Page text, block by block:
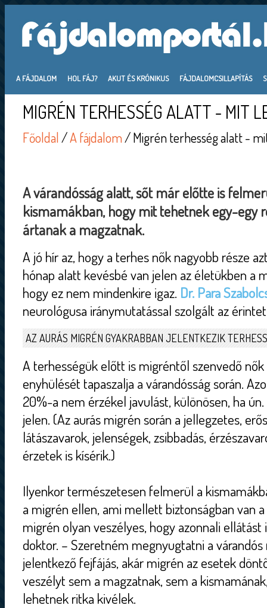
A FÁJDALOM HOL FÁJ? AKUT ÉS KRÓNIKUS FÁJDALOMCSILLAPÍTÁS
MIGRÉN TERHESSÉG ALATT - MIT
Főoldal/A fájdalom/ Migrén terhesség alatt -
A várandósság alatt, sőt már előtte is
kismamákban, hogy mit tehetnek egy-egy
ártanak a magzatnak.
A jó hír az, hogy a terhes nők nagyobb része
hónap alatt kevésbé van jelen az életükben a
hogy ez nem mindenkire igaz. Dr. Para
neurológusa iránymutatással szolgált az
AZ AURÁS MIGRÉN GYAKRABBAN JELENTKEZIK
A terhességük előtt is migréntől szenvedő
enyhülését tapaszalja a várandósság során.
20%-a nem érzékel javulást, különösen, ha
jelen. (Az aurás migrén során a jellegzetes,
látászavarok, jelenségek, zsibbadás,
érzetek is kísérik.)
Ilyenkor természetesen felmerül a
a migrén ellen, ami mellett biztonságban van
migrén olyan veszélyes, hogy azonnali
doktor. – Szeretném megnyugtatni a
jelentkező fejfájás, akár migrén az esetek
veszélyt sem a magzatnak, sem a
lehetnek ritka kivélek.